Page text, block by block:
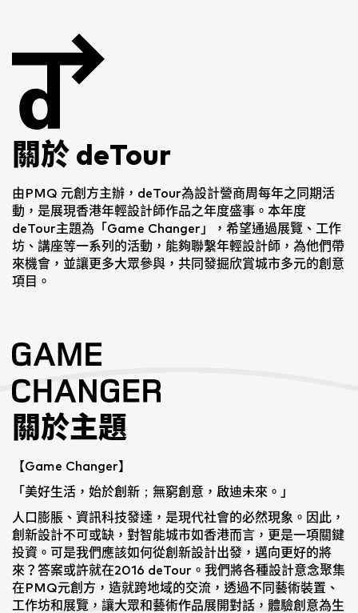
關於 deTour
由PMQ 元創方主辦，deTour為設計營商周每年之同期活
動，是展現香港年輕設計師作品之年度盛事。本年度
deTour主題為「Game Changer」，希望通過展覽、工作
坊、講座等一系列的活動，能夠聯繫年輕設計師，為他們帶
來機會，並讓更多大眾參與，共同發掘欣賞城市多元的創意
項目。
關於主題
【Game Changer】
「美好生活，始於創新；無窮創意，啟迪未來。」
人口膨脹、資訊科技發達，是現代社會的必然現象。因此，
創新設計不可或缺，對智能城市如香港而言，更是一項關鍵
投資。可是我們應該如何從創新設計出發，邁向更好的將
來？答案或許就在2016 deTour。我們將各種設計意念聚集
在PMQ元創方，造就跨地域的交流，透過不同藝術裝置、
工作坊和展覽，讓大眾和藝術作品展開對話，體驗創意為生